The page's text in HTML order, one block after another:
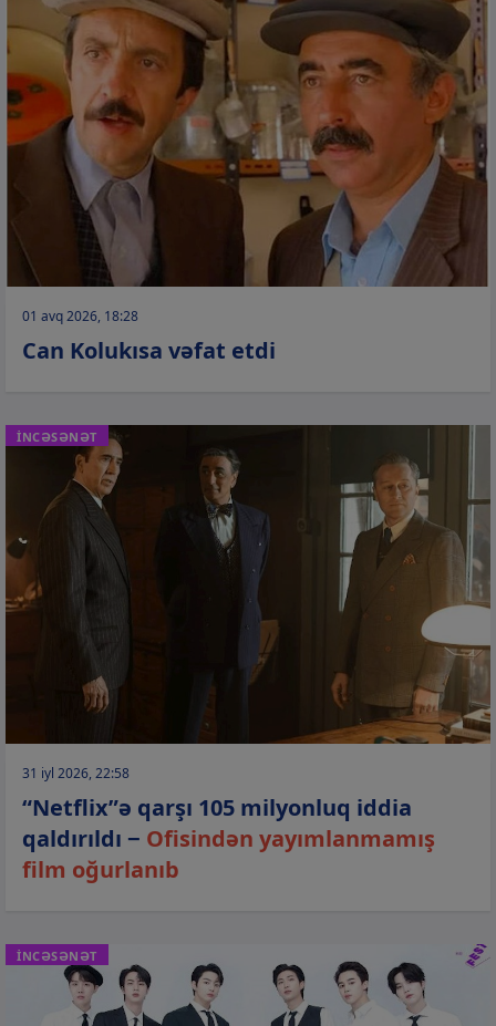
01 avq 2026, 18:28
Can Kolukısa vəfat etdi
İNCƏSƏNƏT
31 iyl 2026, 22:58
“Netflix”ə qarşı 105 milyonluq iddia
qaldırıldı − Ofisindən yayımlanmamış
film oğurlanıb
İNCƏSƏNƏT